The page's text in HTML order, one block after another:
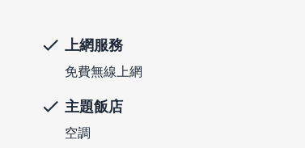
上網服務
免費無線上網
主題飯店
空調